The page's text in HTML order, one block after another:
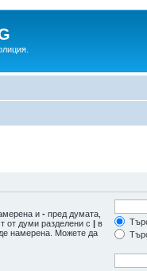
и - пред думата,
от думи разделени с | в
намерена. Можете да